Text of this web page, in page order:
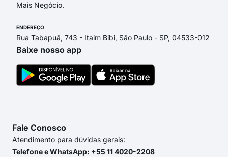
Mais Negócio.
ENDEREÇO
Rua Tabapuã, 743 - Itaim Bibi, São Paulo - SP, 04533-012
Baixe nosso app
Fale Conosco
Atendimento para dúvidas gerais:
Telefone e WhatsApp: +55 11 4020-2208